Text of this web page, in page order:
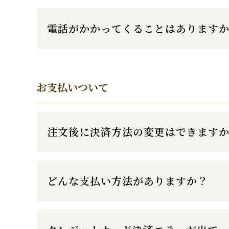
電話がかかってくることはあります
お支払いついて
注文後に決済方法の変更はできます
どんな支払い方法がありますか？